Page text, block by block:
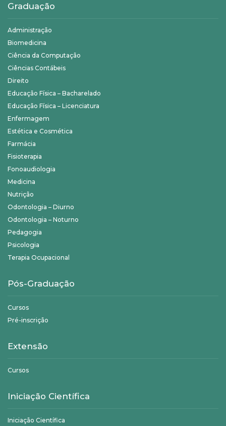
Graduação
Administração
Biomedicina
Ciência da Computação
Ciências Contábeis
Direito
Educação Física – Bacharelado
Educação Física – Licenciatura
Enfermagem
Estética e Cosmética
Farmácia
Fisioterapia
Fonoaudiologia
Medicina
Nutrição
Odontologia – Diurno
Odontologia – Noturno
Pedagogia
Psicologia
Terapia Ocupacional
Pós-Graduação
Cursos
Pré-inscrição
Extensão
Cursos
Iniciação Científica
Iniciação Científica